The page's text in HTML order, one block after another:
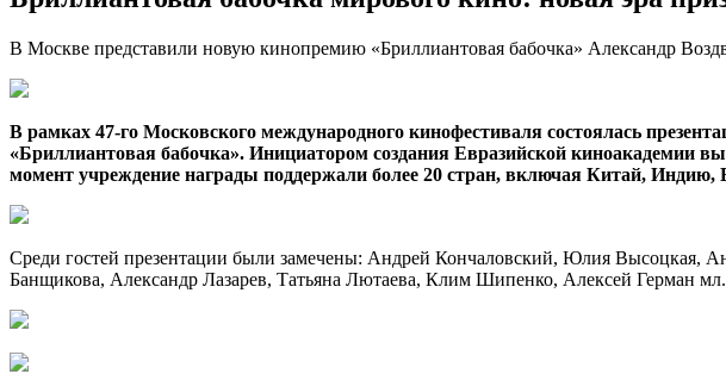
В Москве представили новую кинопремию «Бриллиантовая бабочка» Александр
В рамках 47-го Московского международного кинофестиваля состоялась
«Бриллиантовая бабочка». Инициатором создания Евразийской киноакадемии
момент учреждение награды поддержали более 20 стран, включая Китай,
Среди гостей презентации были замечены: Андрей Кончаловский, Юлия Высоцкая,
Банщикова, Александр Лазарев, Татьяна Лютаева, Клим Шипенко, Алексей Герман